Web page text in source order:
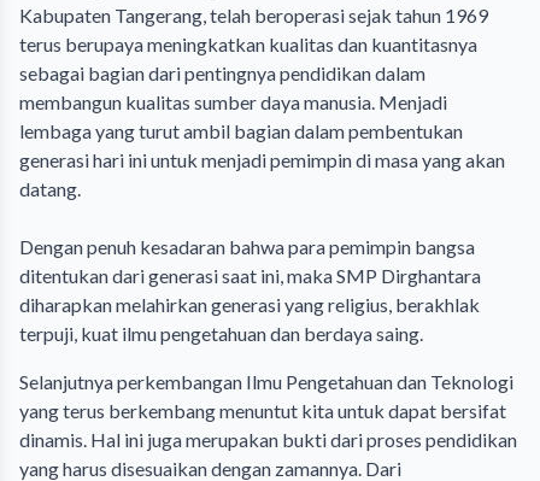
Kabupaten Tangerang, telah beroperasi sejak tahun 1969
terus berupaya meningkatkan kualitas dan kuantitasnya
sebagai bagian dari pentingnya pendidikan dalam
membangun kualitas sumber daya manusia. Menjadi
lembaga yang turut ambil bagian dalam pembentukan
generasi hari ini untuk menjadi pemimpin di masa yang akan
datang.
Dengan penuh kesadaran bahwa para pemimpin bangsa
ditentukan dari generasi saat ini, maka SMP Dirghantara
diharapkan melahirkan generasi yang religius, berakhlak
terpuji, kuat ilmu pengetahuan dan berdaya saing.
Selanjutnya perkembangan Ilmu Pengetahuan dan Teknologi
yang terus berkembang menuntut kita untuk dapat bersifat
dinamis. Hal ini juga merupakan bukti dari proses pendidikan
yang harus disesuaikan dengan zamannya. Dari